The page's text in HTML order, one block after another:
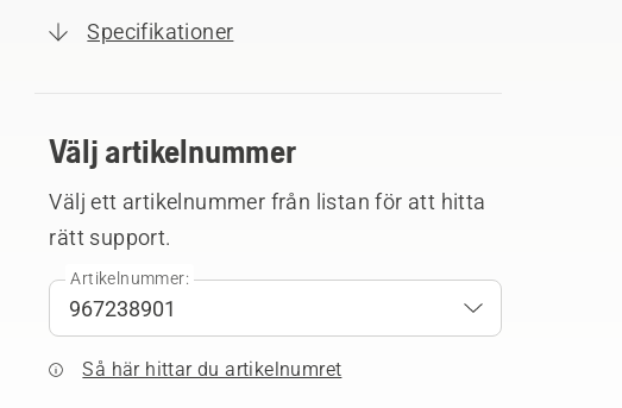
Specifikationer
Välj artikelnummer
Välj ett artikelnummer från listan för att hitta
rätt support.
Artikelnummer:
Så här hittar du artikelnumret